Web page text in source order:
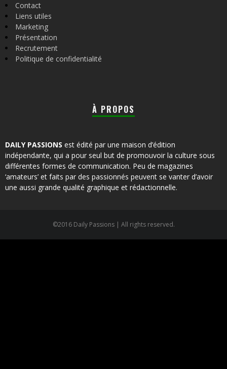
Contact
Liens utiles
Marketing
Présentation
Recrutement
Politique de confidentialité
À PROPOS
DAILY PASSIONS est édité par une maison d’édition
indépendante, qui a pour seul but de promouvoir la culture sous
différentes formes de communication. Peu de magazines
‘amateurs’ et faits par des passionnés peuvent se vanter d’avoir
une aussi grande qualité graphique et rédactionnelle.
©2016 Daily Passions | All rights reserved.